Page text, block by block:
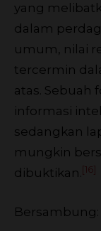
yang
dalam
umum, nilai
tercermin
atas. Sebuah
informasi
sedangkan
mungkin
dibuktikan. [16]
Bersambung: